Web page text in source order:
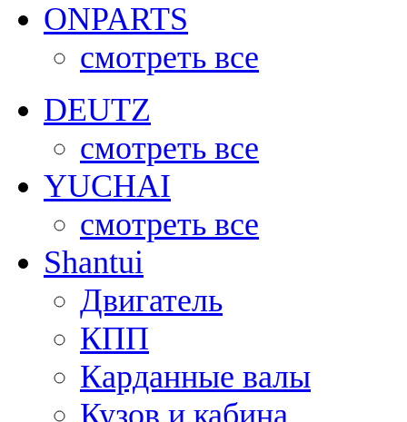
ONPARTS
смотреть все
DEUTZ
смотреть все
YUCHAI
смотреть все
Shantui
Двигатель
КПП
Карданные валы
Кузов и кабина